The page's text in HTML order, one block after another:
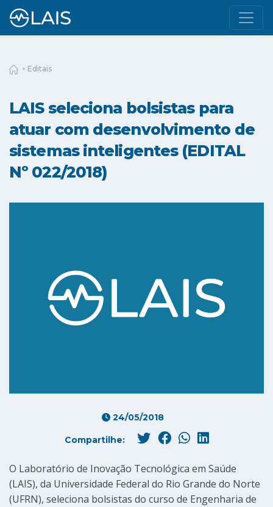
Editais
LAIS seleciona bolsistas para
atuar com desenvolvimento de
sistemas inteligentes (EDITAL
Nº 022/2018)
24/05/2018
Compartilhe:
O Laboratório de Inovação Tecnológica em Saúde
(LAIS), da Universidade Federal do Rio Grande do Norte
(UFRN), seleciona bolsistas do curso de Engenharia de